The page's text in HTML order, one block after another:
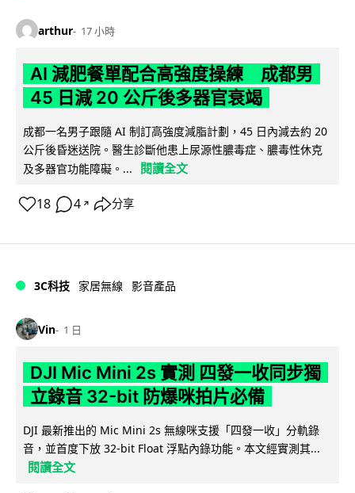
arthur 17 小時
AI 減肥餐單配合高強度操練 成都男
45 日減 20 公斤後多器官衰竭
成都一名男子跟隨 AI 制訂高強度減脂計劃，45 日內減去約 20
公斤後昏迷送院。醫生診斷他患上尿源性膿毒症、膿毒性休克
及多器官功能障礙。...
閱讀全文
18 4 ↗ 分享
3C科技 家居無線 影音產品
Vin 1 日
DJI Mic Mini 2s 實測 四發一收同步獨
立錄音 32-bit 防爆咪拍片必備
DJI 最新推出的 Mic Mini 2s 無線咪支援「四發一收」分軌錄
音，並首度下放 32-bit Float 浮點內錄功能。本文經實測其...
閱讀全文